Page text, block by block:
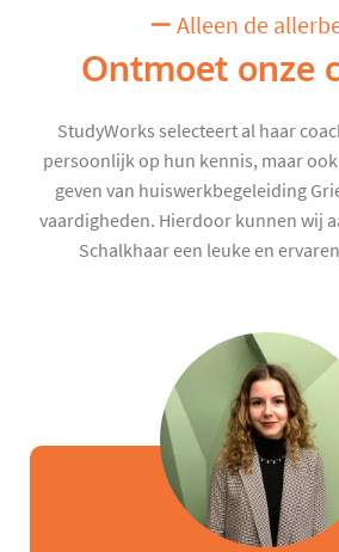
Alleen de
Ontmoet onze
StudyWorks selecteert al haar
persoonlijk op hun kennis, maar
geven van huiswerkbegeleiding
vaardigheden. Hierdoor kunnen wij
Schalkhaar een leuke en